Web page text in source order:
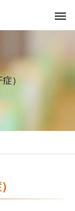
形脱毛症になぜ「光
エキシマライト（紫
）